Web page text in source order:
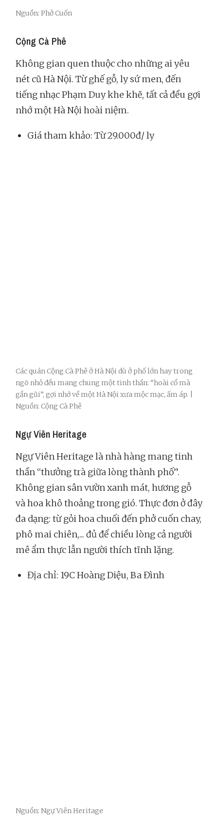
Nguồn: Phở Cuốn
Cộng Cà Phê
Không gian quen thuộc cho những ai yêu
nét cũ Hà Nội. Từ ghế gỗ, ly sứ men, đến
tiếng nhạc Phạm Duy khe khẽ, tất cả đều gợi
nhớ một Hà Nội hoài niệm.
Giá tham khảo: Từ 29.000đ/ ly
Các quán Cộng Cà Phê ở Hà Nội dù ở phố lớn hay trong
ngõ nhỏ đều mang chung một tinh thần: “hoài cổ mà
gần gũi”, gợi nhớ về một Hà Nội xưa mộc mạc, ấm áp. |
Nguồn: Cộng Cà Phê
Ngự Viên Heritage
Ngự Viên Heritage là nhà hàng mang tinh
thần “thưởng trà giữa lòng thành phố”.
Không gian sân vườn xanh mát, hương gỗ
và hoa khô thoảng trong gió. Thực đơn ở đây
đa dạng: từ gỏi hoa chuối đến phở cuốn chay,
phô mai chiên,... đủ để chiều lòng cả người
mê ẩm thực lẫn người thích tĩnh lặng.
Địa chỉ: 19C Hoàng Diệu, Ba Đình
Nguồn: Ngự Viên Heritage